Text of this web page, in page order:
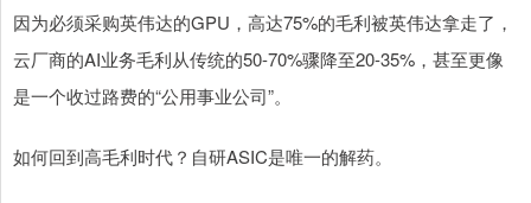
因为必须采购英伟达的GPU，高达75%的毛利被英伟达拿走了，
云厂商的AI业务毛利从传统的50-70%骤降至20-35%，甚至更像
是一个收过路费的“公用事业公司”。
如何回到高毛利时代？自研ASIC是唯一的解药。